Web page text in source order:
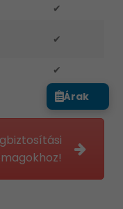
✔
✔
✔
Árak